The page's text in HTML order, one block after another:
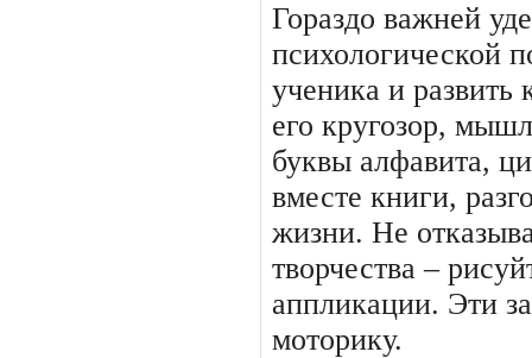
Гораздо важней
психологической
ученика и
его кругозор,
буквы алфавита,
вместе книги,
жизни. Не
творчества –
аппликации. Эти
моторику.